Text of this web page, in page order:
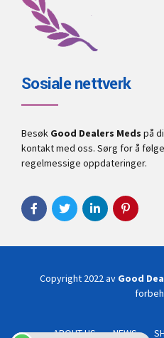
Sosiale nettverk
Besøk Good Dealers Meds på
kontakt med oss. Sørg for å
regelmessige oppdateringer.
Copyright 2022 av Good
ABOUT US NEWS